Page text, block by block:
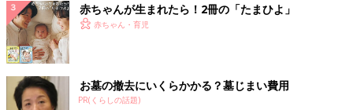
赤ちゃんが生まれたら！2冊の「たまひよ」
赤ちゃん・育児
お墓の撤去にいくらかかる？墓じまい費用
PR(くらしの話題)